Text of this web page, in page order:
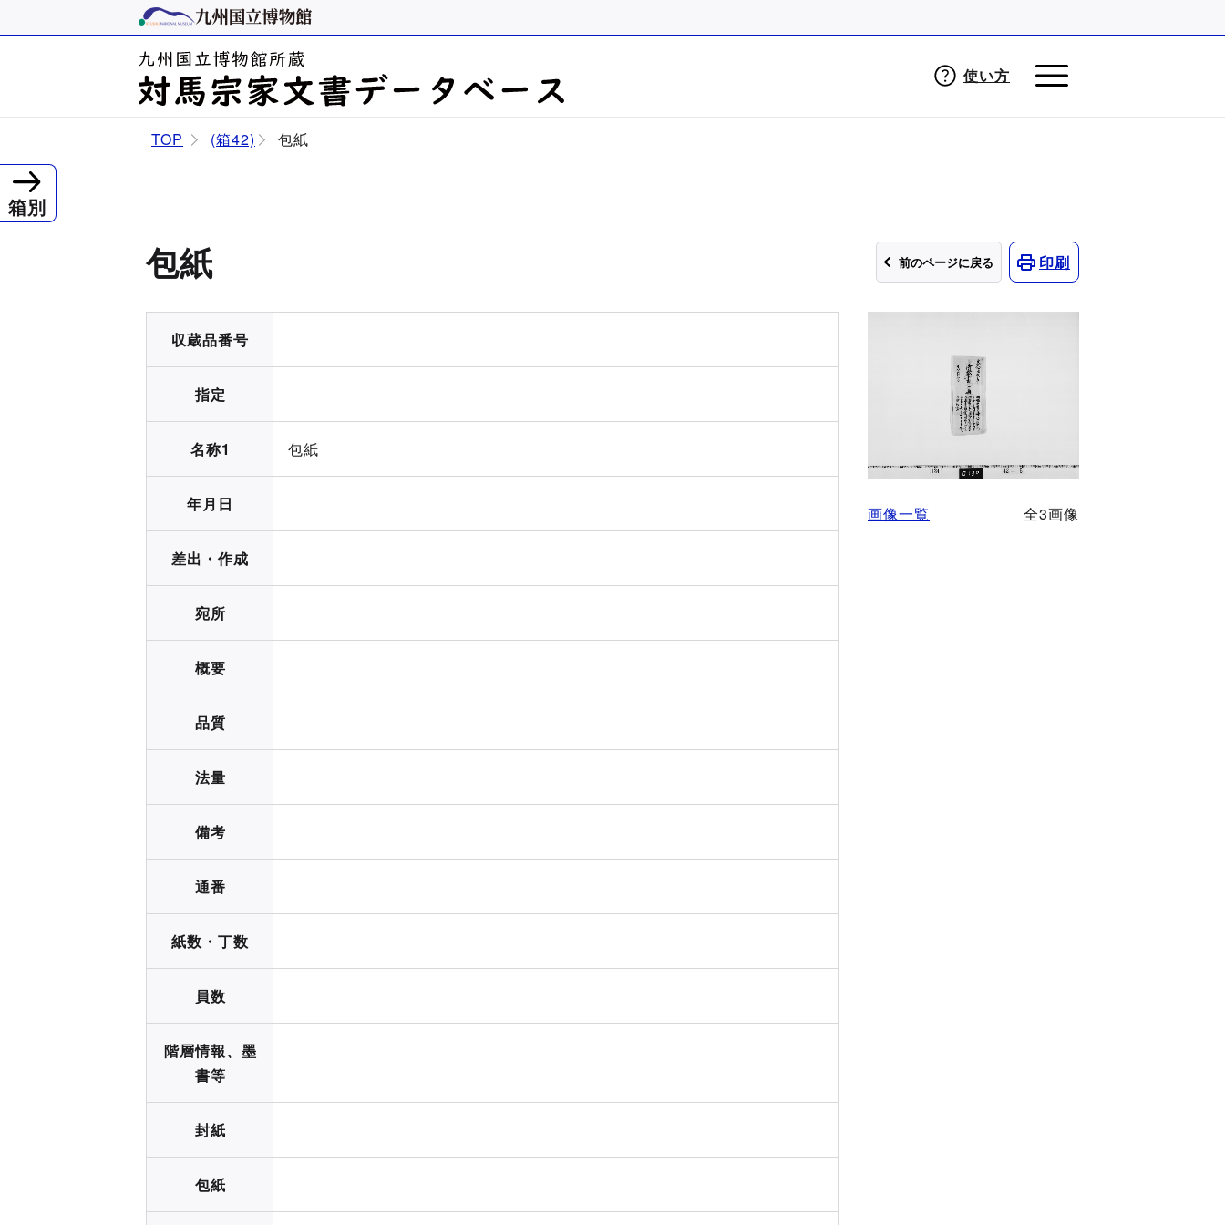
使い方
TOP (箱42) 包紙
前のページに戻る
包紙 印刷
画像一覧 全3画像
収蔵品番号
指定
名称1 包紙
年月日
差出・作成
宛所
概要
品質
法量
備考
通番
紙数・丁数
員数
階層情報、墨
書等
封紙
包紙
箱別